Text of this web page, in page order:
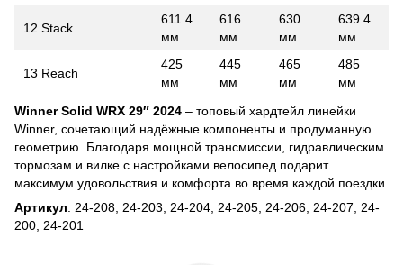
12 Stack
611.4
мм
616
мм
630
мм
639.4
мм
13 Reach
425
мм
445
мм
465
мм
485
мм
Winner Solid WRX 29″ 2024 – топовый хардтейл линейки
Winner, сочетающий надёжные компоненты и продуманную
геометрию. Благодаря мощной трансмиссии, гидравлическим
тормозам и вилке с настройками велосипед подарит
максимум удовольствия и комфорта во время каждой поездки.
Артикул: 24-208, 24-203, 24-204, 24-205, 24-206, 24-207, 24-
200, 24-201